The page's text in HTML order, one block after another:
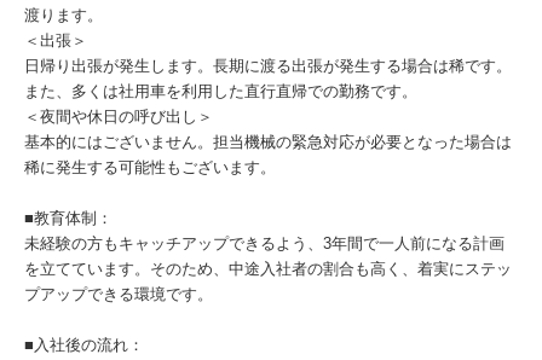
渡ります。
＜出張＞
日帰り出張が発生します。長期に渡る出張が発生する場合は稀です。
また、多くは社用車を利用した直行直帰での勤務です。
＜夜間や休日の呼び出し＞
基本的にはございません。担当機械の緊急対応が必要となった場合は
稀に発生する可能性もございます。
■教育体制：
未経験の方もキャッチアップできるよう、3年間で一人前になる計画
を立てています。そのため、中途入社者の割合も高く、着実にステッ
プアップできる環境です。
■入社後の流れ：